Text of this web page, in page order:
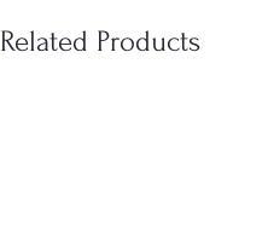
Related Products